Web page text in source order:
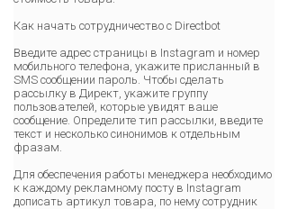
Как начать сотрудничество с Directbot
Введите адрес страницы в Instagram и номер
мобильного телефона, укажите присланный в
SMS сообщении пароль. Чтобы сделать
рассылку в Директ, укажите группу
пользователей, которые увидят ваше
сообщение. Определите тип рассылки, введите
текст и несколько синонимов к отдельным
фразам.
Для обеспечения работы менеджера необходимо
к каждому рекламному посту в Instagram
дописать артикул товара, по нему сотрудник